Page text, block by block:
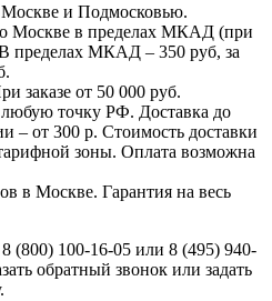
Москве и Подмосковью.
Москве в пределах МКАД (при
В пределах МКАД – 350 руб, за
заказе от 50 000 руб.
любую точку РФ. Доставка до
– от 300 р. Стоимость доставки
зоны. Оплата возможна
в Москве. Гарантия на весь
(800) 100-16-05 или 8 (495) 940-
обратный звонок или задать